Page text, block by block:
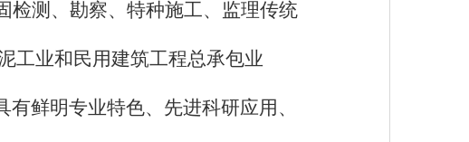
检测、勘察、特种施工、监理传统
工业和民用建筑工程总承包业
鲜明专业特色、先进科研应用、